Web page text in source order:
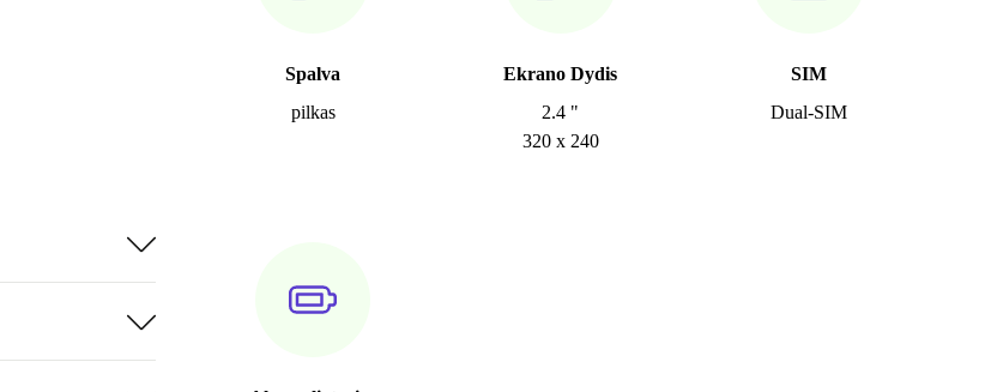
Spalva
pilkas
Ekrano Dydis
2.4 "
320 x 240
SIM
Dual-SIM